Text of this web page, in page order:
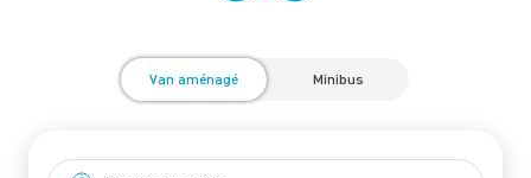
Van aménagé Minibus